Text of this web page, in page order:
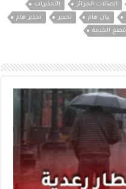
اتصالات الجزائر
التحذيرات
بيان هام تحذير
تحذير هام
قطع الخدمة